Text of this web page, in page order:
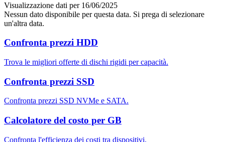
Visualizzazione dati per 16/06/2025
Nessun dato disponibile per questa data. Si prega di selezionare
un'altra data.
Confronta prezzi HDD
Trova le migliori offerte di dischi rigidi per capacità.
Confronta prezzi SSD
Confronta prezzi SSD NVMe e SATA.
Calcolatore del costo per GB
Confronta l'efficienza dei costi tra dispositivi.